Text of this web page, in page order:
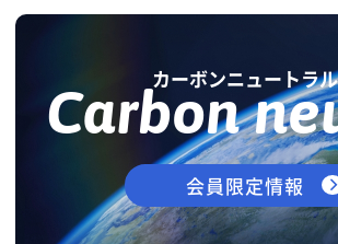
カーボンニュートラル
Carbon
会員限定情報